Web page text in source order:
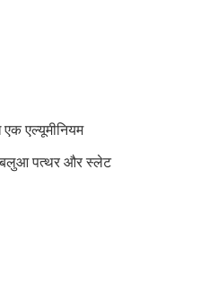
एल्यूमीनियम
बलुआ पत्थर और स्लेट